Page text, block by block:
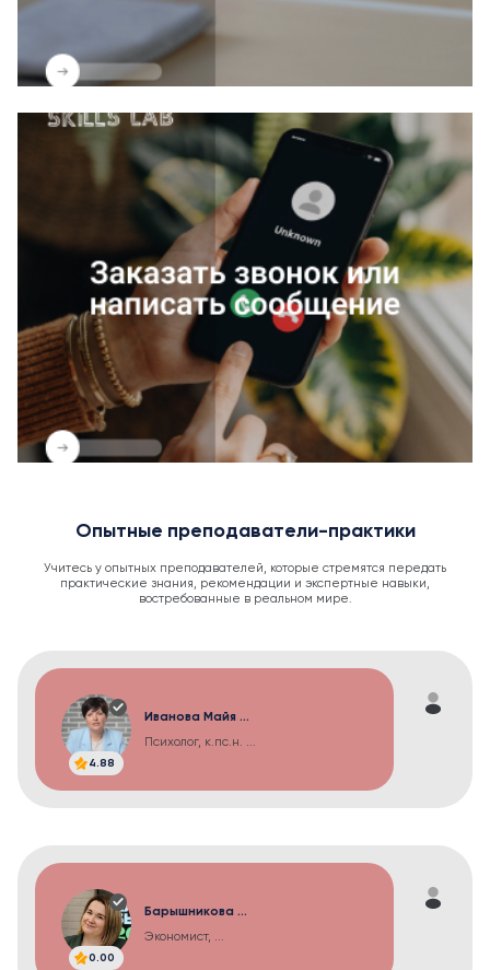
Опытные преподаватели-практики
Учитесь у опытных преподавателей, которые стремятся передать
практические знания, рекомендации и экспертные навыки,
востребованные в реальном мире.
4.88
Иванова Майя ...
Психолог, к.пс.н. ...
0.00
Барышникова ...
Экономист, ...